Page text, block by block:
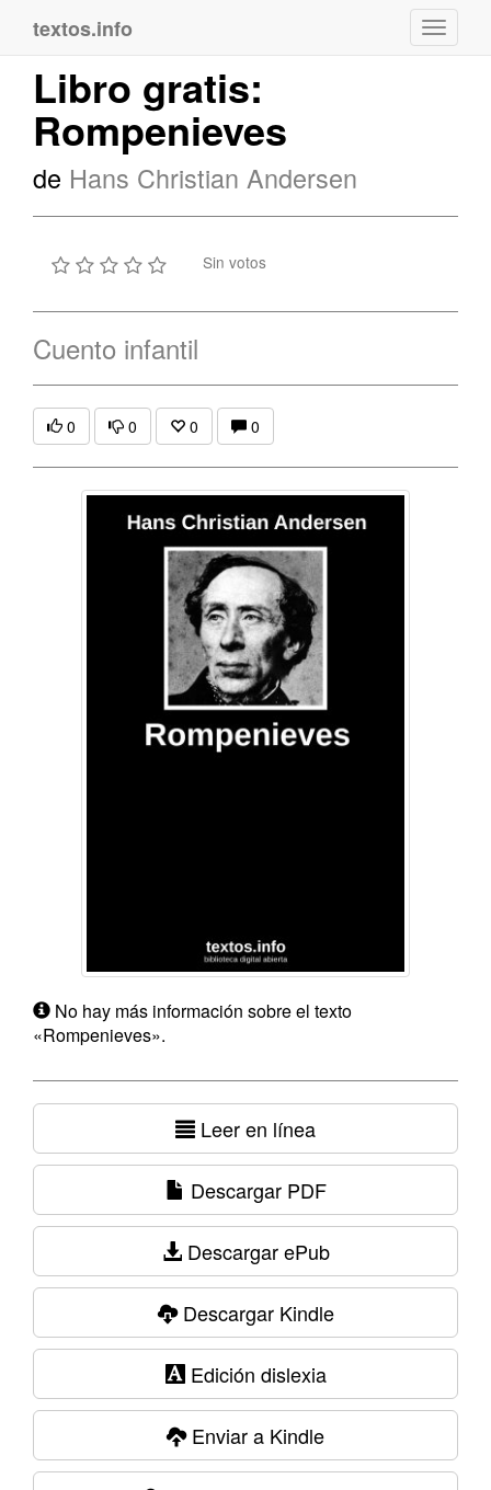
textos.info
Libro gratis:
Rompenieves
de Hans Christian Andersen
Sin votos
Cuento infantil
0 0 0 0
No hay más información sobre el texto
«Rompenieves».
Leer en línea
Descargar PDF
Descargar ePub
Descargar Kindle
Edición dislexia
Enviar a Kindle